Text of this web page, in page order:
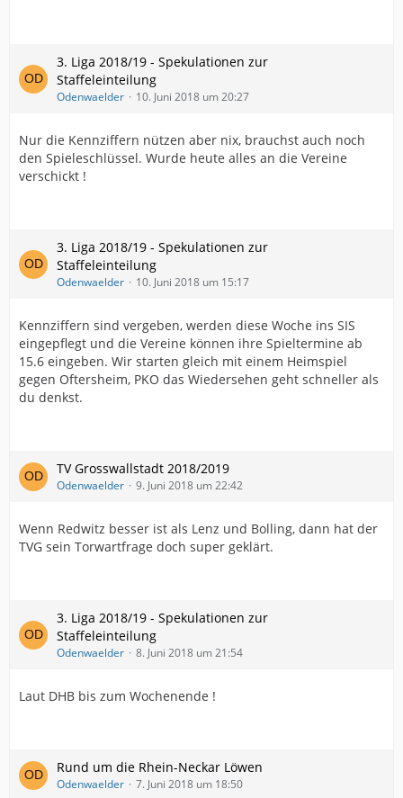
3. Liga 2018/19 - Spekulationen zur
Staffeleinteilung
Odenwaelder 10. Juni 2018 um 20:27
Nur die Kennziffern nützen aber nix, brauchst auch noch
den Spieleschlüssel. Wurde heute alles an die Vereine
verschickt !
3. Liga 2018/19 - Spekulationen zur
Staffeleinteilung
Odenwaelder 10. Juni 2018 um 15:17
Kennziffern sind vergeben, werden diese Woche ins SIS
eingepflegt und die Vereine können ihre Spieltermine ab
15.6 eingeben. Wir starten gleich mit einem Heimspiel
gegen Oftersheim, PKO das Wiedersehen geht schneller als
du denkst.
TV Grosswallstadt 2018/2019
Odenwaelder 9. Juni 2018 um 22:42
Wenn Redwitz besser ist als Lenz und Bolling, dann hat der
TVG sein Torwartfrage doch super geklärt.
3. Liga 2018/19 - Spekulationen zur
Staffeleinteilung
Odenwaelder 8. Juni 2018 um 21:54
Laut DHB bis zum Wochenende !
Rund um die Rhein-Neckar Löwen
Odenwaelder 7. Juni 2018 um 18:50